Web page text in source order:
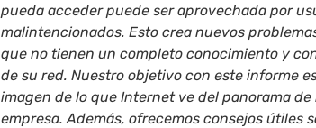
pueda acceder puede ser aprovechada por
malintencionados. Esto crea nuevos
que no tienen un completo conocimiento y
de su red. Nuestro objetivo con este informe
imagen de lo que Internet ve del panorama
empresa. Además, ofrecemos consejos útiles